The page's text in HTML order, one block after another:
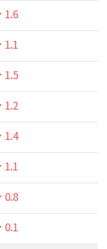
1.6
1.1
1.5
1.2
1.4
1.1
0.8
0.1